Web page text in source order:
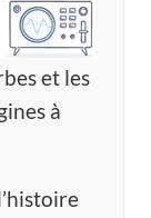
et les
à